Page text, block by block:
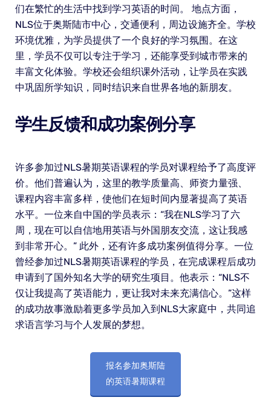
们在繁忙的生活中找到学习英语的时间。 地点方面，
NLS位于奥斯陆市中心，交通便利，周边设施齐全。学校
环境优雅，为学员提供了一个良好的学习氛围。在这
里，学员不仅可以专注于学习，还能享受到城市带来的
丰富文化体验。学校还会组织课外活动，让学员在实践
中巩固所学知识，同时结识来自世界各地的新朋友。
学生反馈和成功案例分享
许多参加过NLS暑期英语课程的学员对课程给予了高度评
价。他们普遍认为，这里的教学质量高、师资力量强、
课程内容丰富多样，使他们在短时间内显著提高了英语
水平。一位来自中国的学员表示：“我在NLS学习了六
周，现在可以自信地用英语与外国朋友交流，这让我感
到非常开心。” 此外，还有许多成功案例值得分享。一位
曾经参加过NLS暑期英语课程的学员，在完成课程后成功
申请到了国外知名大学的研究生项目。他表示：“NLS不
仅让我提高了英语能力，更让我对未来充满信心。”这样
的成功故事激励着更多学员加入到NLS大家庭中，共同追
求语言学习与个人发展的梦想。
报名参加奥斯陆
的英语暑期课程